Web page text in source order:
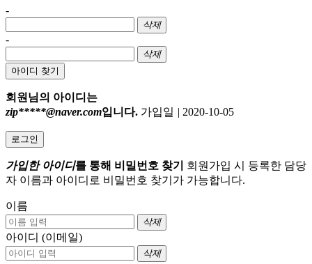
-
삭제
-
삭제
아이디 찾기
회원님의 아이디는
zip*****@naver.com입니다. 가입일 | 2020-10-05
로그인
가입한 아이디를 통해 비밀번호 찾기
회원가입 시 등록한 담당
자 이름과 아이디로 비밀번호 찾기가 가능합니다.
이름
삭제
아이디 (이메일)
삭제